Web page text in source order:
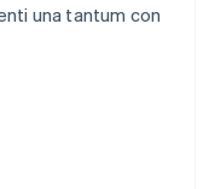
una tantum con